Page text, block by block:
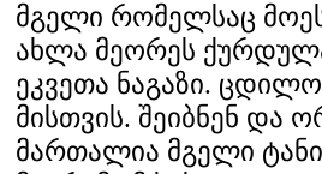
მგელი რომელსაც
ახლა მეორეს
ეკვეთა ნაგაზი.
მისთვის. შეიბნენ და
მართალია მგელი